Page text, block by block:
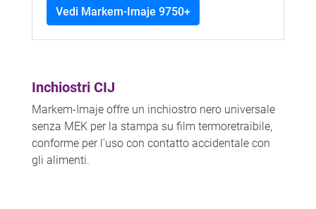
Vedi Markem-Imaje 9750+
Inchiostri CIJ
Markem-Imaje offre un inchiostro nero universale
senza MEK per la stampa su film termoretraibile,
conforme per l'uso con contatto accidentale con
gli alimenti.